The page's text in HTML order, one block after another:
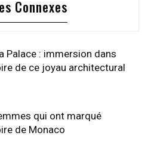
Connexes
Palace : immersion dans
de ce joyau architectural
qui ont marqué
de Monaco